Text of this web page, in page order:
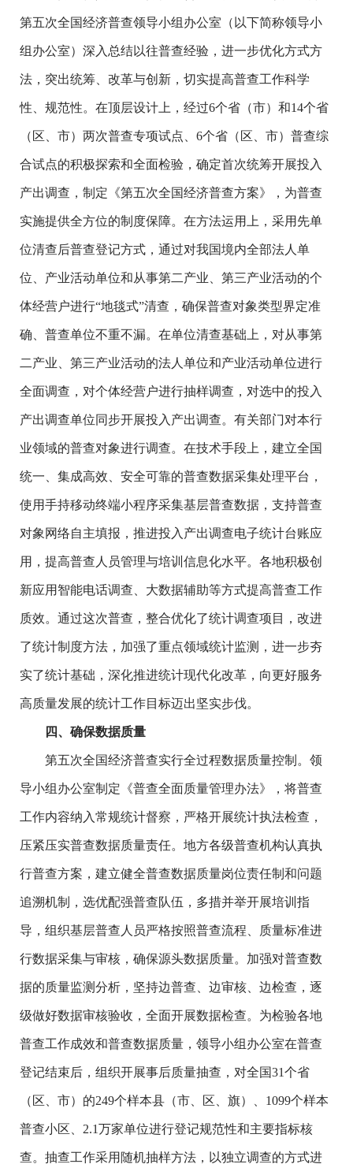
第五次全国经济普查领导小组办公室（以下简称领导小
组办公室）深入总结以往普查经验，进一步优化方式方
法，突出统筹、改革与创新，切实提高普查工作科学
性、规范性。在顶层设计上，经过6个省（市）和14个省
（区、市）两次普查专项试点、6个省（区、市）普查综
合试点的积极探索和全面检验，确定首次统筹开展投入
产出调查，制定《第五次全国经济普查方案》，为普查
实施提供全方位的制度保障。在方法运用上，采用先单
位清查后普查登记方式，通过对我国境内全部法人单
位、产业活动单位和从事第二产业、第三产业活动的个
体经营户进行“地毯式”清查，确保普查对象类型界定准
确、普查单位不重不漏。在单位清查基础上，对从事第
二产业、第三产业活动的法人单位和产业活动单位进行
全面调查，对个体经营户进行抽样调查，对选中的投入
产出调查单位同步开展投入产出调查。有关部门对本行
业领域的普查对象进行调查。在技术手段上，建立全国
统一、集成高效、安全可靠的普查数据采集处理平台，
使用手持移动终端小程序采集基层普查数据，支持普查
对象网络自主填报，推进投入产出调查电子统计台账应
用，提高普查人员管理与培训信息化水平。各地积极创
新应用智能电话调查、大数据辅助等方式提高普查工作
质效。通过这次普查，整合优化了统计调查项目，改进
了统计制度方法，加强了重点领域统计监测，进一步夯
实了统计基础，深化推进统计现代化改革，向更好服务
高质量发展的统计工作目标迈出坚实步伐。
四、确保数据质量
第五次全国经济普查实行全过程数据质量控制。领
导小组办公室制定《普查全面质量管理办法》，将普查
工作内容纳入常规统计督察，严格开展统计执法检查，
压紧压实普查数据质量责任。地方各级普查机构认真执
行普查方案，建立健全普查数据质量岗位责任制和问题
追溯机制，选优配强普查队伍，多措并举开展培训指
导，组织基层普查人员严格按照普查流程、质量标准进
行数据采集与审核，确保源头数据质量。加强对普查数
据的质量监测分析，坚持边普查、边审核、边检查，逐
级做好数据审核验收，全面开展数据检查。为检验各地
普查工作成效和普查数据质量，领导小组办公室在普查
登记结束后，组织开展事后质量抽查，对全国31个省
（区、市）的249个样本县（市、区、旗）、1099个样本
普查小区、2.1万家单位进行登记规范性和主要指标核
查。抽查工作采用随机抽样方法，以独立调查的方式进